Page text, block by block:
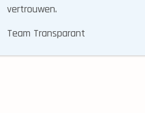
vertrouwen.
Team Transparant